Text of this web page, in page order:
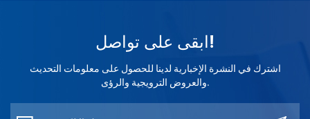
ويحافظ على حيوية
العلامات حتى في ظل
الظروف القاسية. اختر
من اللمعان أو الساتان أو
ويحافظ على حيوية
العلامات حتى في ظل
الظروف القاسية. اختر
من اللمعان أو الساتان أو
ابقى على تواصل!
اشترك في النشرة الإخبارية لدينا للحصول على معلومات التحديث
والعروض الترويجية والرؤى.